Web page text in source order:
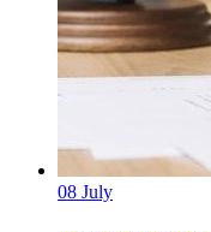
08 July